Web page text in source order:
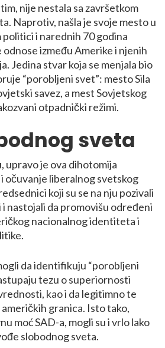
nije nestala sa završetkom
Naprotiv, našla je svoje mesto u
i narednih 70 godina
između Amerike i njenih
Jedina stvar koja se menjala bio
“porobljeni svet”: mesto Sila
savez, a mest Sovjetskog
otpadnički režimi.
sveta
upravo je ova dihotomija
očuvanje liberalnog svetskog
koji su se na nju pozivali
nastojali da promovišu određeni
nacionalnog identiteta i
da identifikuju “porobljeni
tezu o superiornosti
kao i da legitimno te
granica. Isto tako,
moć SAD-a, mogli su i vrlo lako
slobodnog sveta.